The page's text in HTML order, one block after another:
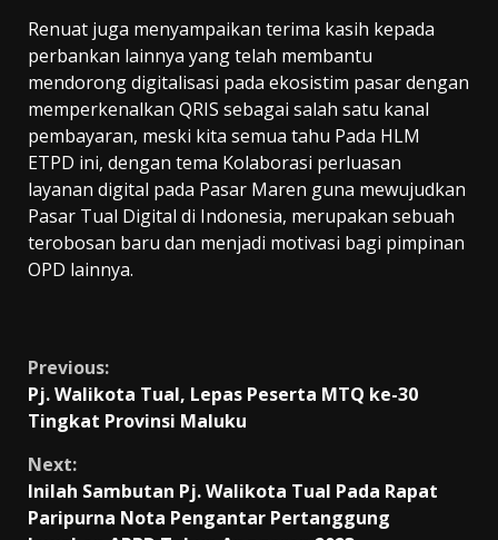
Renuat juga menyampaikan terima kasih kepada
perbankan lainnya yang telah membantu
mendorong digitalisasi pada ekosistim pasar dengan
memperkenalkan QRIS sebagai salah satu kanal
pembayaran, meski kita semua tahu Pada HLM
ETPD ini, dengan tema Kolaborasi perluasan
layanan digital pada Pasar Maren guna mewujudkan
Pasar Tual Digital di Indonesia, merupakan sebuah
terobosan baru dan menjadi motivasi bagi pimpinan
OPD lainnya.
Continue
Reading
Previous:
Pj. Walikota Tual, Lepas Peserta MTQ ke-30
Tingkat Provinsi Maluku
Next:
Inilah Sambutan Pj. Walikota Tual Pada Rapat
Paripurna Nota Pengantar Pertanggung